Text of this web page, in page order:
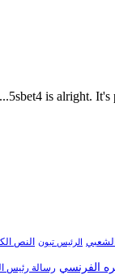
5sbet4 is alright. It's
الشعبي الرئيس تبون النص
الفرنسي رسالة رئيس